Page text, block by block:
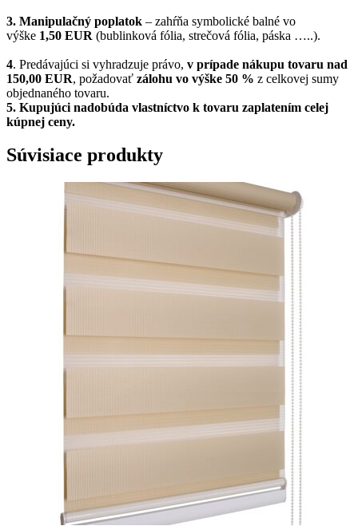
3. Manipulačný poplatok – zahŕňa symbolické balné vo
výške 1,50 EUR (bublinková fólia, strečová fólia, páska …..).
4. Predávajúci si vyhradzuje právo, v prípade nákupu tovaru nad
150,00 EUR, požadovať zálohu vo výške 50 % z celkovej sumy
objednaného tovaru.
5. Kupujúci nadobúda vlastníctvo k tovaru zaplatením celej
kúpnej ceny.
Súvisiace produkty